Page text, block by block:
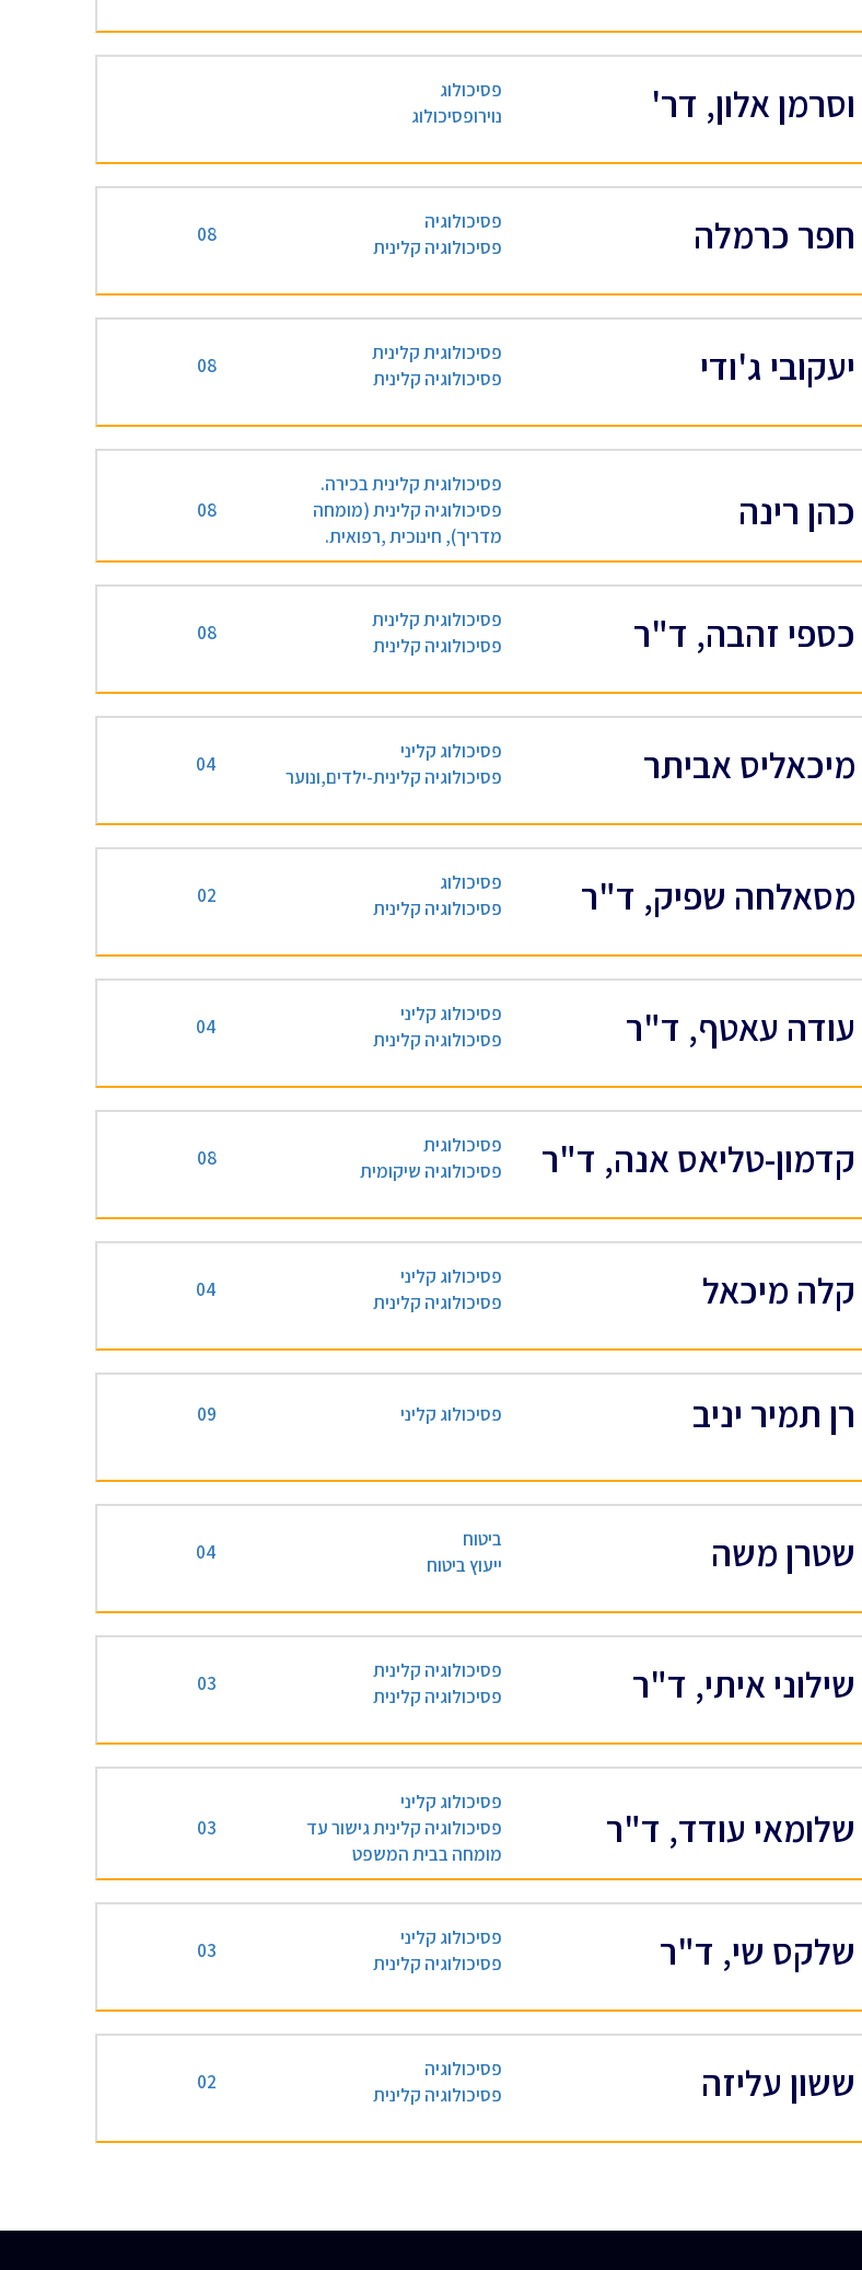
וסרמן אלון, דר'
פסיכולוג
נוירופסיכולוג
חפר כרמלה
פסיכולוגיה
פסיכולוגיה קלינית
08
יעקובי ג'ודי
פסיכולוגית קלינית
פסיכולוגיה קלינית
08
כהן רינה
פסיכולוגית קלינית בכירה.
פסיכולוגיה קלינית (מומחה
מדריך), חינוכית ,רפואית.
08
כספי זהבה, ד"ר
פסיכולוגית קלינית
פסיכולוגיה קלינית
08
מיכאליס אביתר
פסיכולוג קליני
פסיכולוגיה קלינית-ילדים,ונוער
04
מסאלחה שפיק, ד"ר
פסיכולוג
פסיכולוגיה קלינית
02
עודה עאטף, ד"ר
פסיכולוג קליני
פסיכולוגיה קלינית
04
קדמון-טליאס אנה, ד"ר
פסיכולוגית
פסיכולוגיה שיקומית
08
קלה מיכאל
פסיכולוג קליני
פסיכולוגיה קלינית
04
רן תמיר יניב פסיכולוג קליני 09
שטרן משה
ביטוח
ייעוץ ביטוח
04
שילוני איתי, ד"ר
פסיכולוגיה קלינית
פסיכולוגיה קלינית
03
שלומאי עודד, ד"ר
פסיכולוג קליני
פסיכולוגיה קלינית גישור עד
מומחה בבית המשפט
03
שלקס שי, ד"ר
פסיכולוג קליני
פסיכולוגיה קלינית
03
ששון עליזה
פסיכולוגיה
פסיכולוגיה קלינית
02